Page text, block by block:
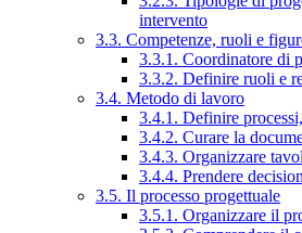
intervento
3.3. Competenze, ruoli e
3.3.1. Coordinatore di
3.3.2. Definire ruoli e
3.4. Metodo di lavoro
3.4.1. Definire
3.4.2. Curare la
3.4.3. Organizzare
3.4.4. Prendere
3.5. Il processo progettuale
3.5.1. Organizzare il